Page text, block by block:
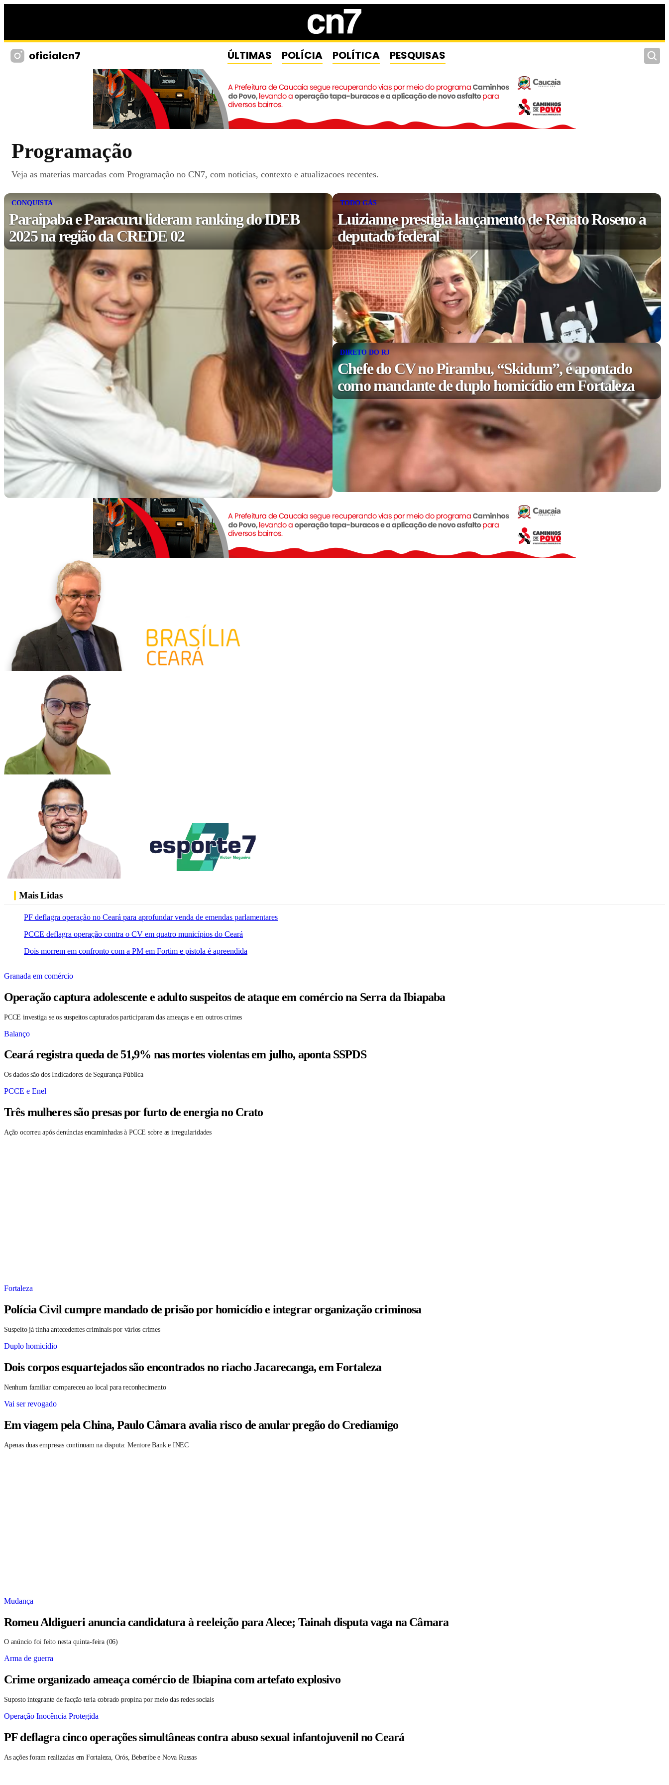
oficialcn7 ÚLTIMAS POLÍCIA POLÍTICA PESQUISAS
Programação
Veja as materias marcadas com Programação no CN7, com noticias, contexto e atualizacoes recentes.
CONQUISTA
Paraipaba e Paracuru lideram ranking do IDEB
2025 na região da CREDE 02
TODO GÁS
Luizianne prestigia lançamento de Renato Roseno a
deputado federal
DIRETO DO RJ
Chefe do CV no Pirambu, “Skidum”, é apontado
como mandante de duplo homicídio em Fortaleza
Mais Lidas
PF deflagra operação no Ceará para aprofundar venda de emendas parlamentares
PCCE deflagra operação contra o CV em quatro municípios do Ceará
Dois morrem em confronto com a PM em Fortim e pistola é apreendida
Granada em comércio
Operação captura adolescente e adulto suspeitos de ataque em comércio na Serra da Ibiapaba
PCCE investiga se os suspeitos capturados participaram das ameaças e em outros crimes
Balanço
Ceará registra queda de 51,9% nas mortes violentas em julho, aponta SSPDS
Os dados são dos Indicadores de Segurança Pública
PCCE e Enel
Três mulheres são presas por furto de energia no Crato
Ação ocorreu após denúncias encaminhadas à PCCE sobre as irregularidades
Fortaleza
Polícia Civil cumpre mandado de prisão por homicídio e integrar organização criminosa
Suspeito já tinha antecedentes criminais por vários crimes
Duplo homicídio
Dois corpos esquartejados são encontrados no riacho Jacarecanga, em Fortaleza
Nenhum familiar compareceu ao local para reconhecimento
Vai ser revogado
Em viagem pela China, Paulo Câmara avalia risco de anular pregão do Crediamigo
Apenas duas empresas continuam na disputa: Mentore Bank e INEC
Mudança
Romeu Aldigueri anuncia candidatura à reeleição para Alece; Tainah disputa vaga na Câmara
O anúncio foi feito nesta quinta-feira (06)
Arma de guerra
Crime organizado ameaça comércio de Ibiapina com artefato explosivo
Suposto integrante de facção teria cobrado propina por meio das redes sociais
Operação Inocência Protegida
PF deflagra cinco operações simultâneas contra abuso sexual infantojuvenil no Ceará
As ações foram realizadas em Fortaleza, Orós, Beberibe e Nova Russas